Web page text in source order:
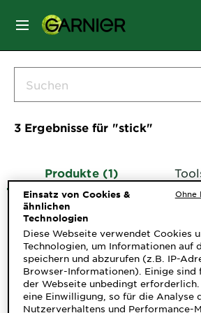
MENU
GESICHTSPFLEGE
HAARPFLEGE
HAARFARBE
SONNENSCHUTZ
KÖRPERPFLEGE
SERVICES
3 Ergebnisse für​ "stick"
Produkte (1)
Einsatz von Cookies &
ähnlichen
Technologien
Diese Webseite verwendet Cookies
Technologien, um Informationen auf
speichern und abzurufen (z.B. IP-
Browser-Informationen). Einige sind
der Webseite unbedingt
eine Einwilligung, so für die Analyse
Nutzerverhaltens und Performance-
Ohne